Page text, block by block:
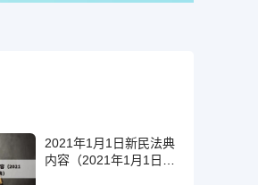
2021年1月1日新民法典
内容（2021年1月1日正